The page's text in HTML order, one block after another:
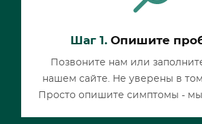
Шаг 1.Опишите
Позвоните нам или
нашем сайте. Не уверены в
Просто опишите симптомы -